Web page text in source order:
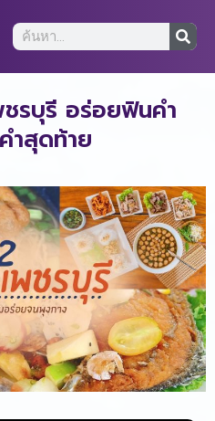
ชรบุรี อร่อยฟินคำ
ำสุดท้าย